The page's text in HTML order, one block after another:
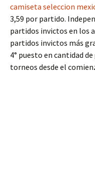
camiseta seleccion
3,59 por partido.
partidos invictos en los
partidos invictos más
4° puesto en cantidad
torneos desde el